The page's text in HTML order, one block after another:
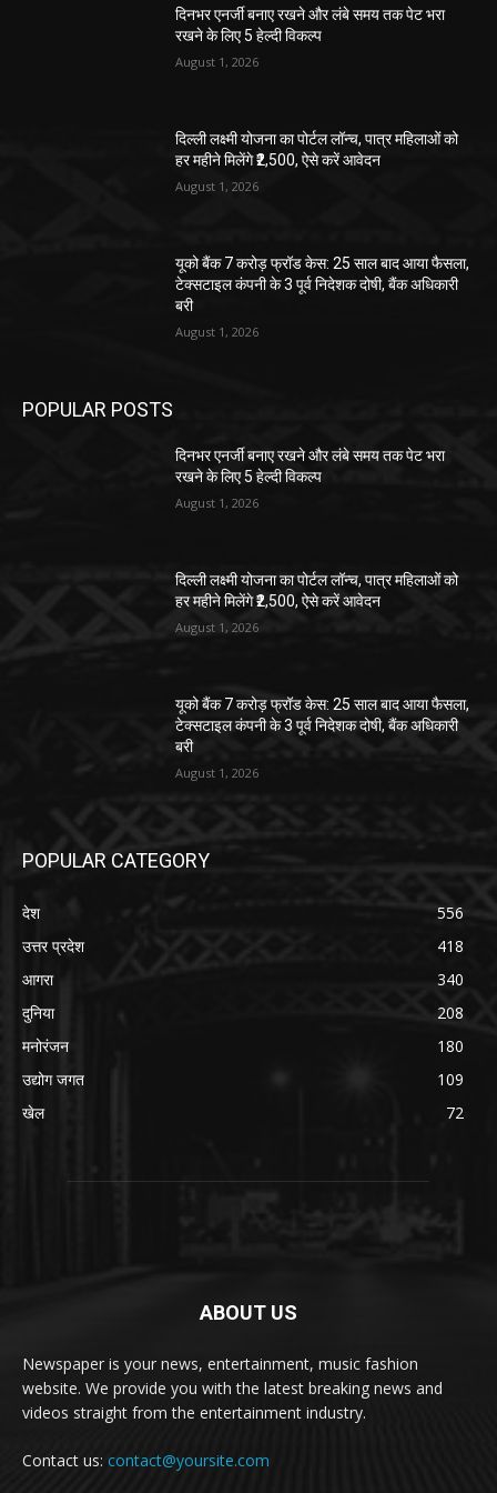
दिनभर एनर्जी बनाए रखने और लंबे समय तक पेट भरा
रखने के लिए 5 हेल्दी विकल्प
August 1, 2026
दिल्ली लक्ष्मी योजना का पोर्टल लॉन्च, पात्र महिलाओं को
हर महीने मिलेंगे ₹2,500, ऐसे करें आवेदन
August 1, 2026
यूको बैंक 7 करोड़ फ्रॉड केस: 25 साल बाद आया फैसला,
टेक्सटाइल कंपनी के 3 पूर्व निदेशक दोषी, बैंक अधिकारी
बरी
August 1, 2026
POPULAR POSTS
दिनभर एनर्जी बनाए रखने और लंबे समय तक पेट भरा
रखने के लिए 5 हेल्दी विकल्प
August 1, 2026
दिल्ली लक्ष्मी योजना का पोर्टल लॉन्च, पात्र महिलाओं को
हर महीने मिलेंगे ₹2,500, ऐसे करें आवेदन
August 1, 2026
यूको बैंक 7 करोड़ फ्रॉड केस: 25 साल बाद आया फैसला,
टेक्सटाइल कंपनी के 3 पूर्व निदेशक दोषी, बैंक अधिकारी
बरी
August 1, 2026
POPULAR CATEGORY
देश
556
उत्तर प्रदेश
418
आगरा
340
दुनिया
208
मनोरंजन
180
उद्योग जगत
109
खेल
72
ABOUT US
Newspaper is your news, entertainment, music fashion
website. We provide you with the latest breaking news and
videos straight from the entertainment industry.
Contact us: contact@yoursite.com